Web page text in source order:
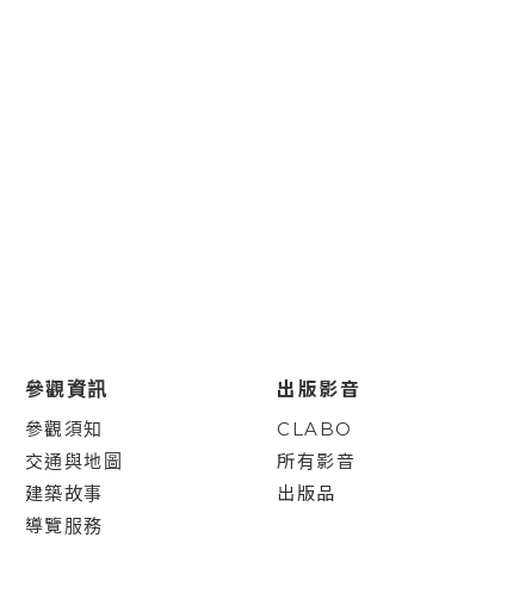
參觀資訊
參觀須知
交通與地圖
建築故事
導覽服務
出版影音
CLABO
所有影音
出版品